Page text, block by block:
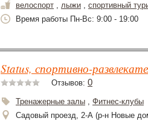
велоспорт , лыжи , спортивный
Время работы Пн-Вс: 9:00 - 19:00
Status, спортивно-
Отзывов: 0
Тренажерные залы , Фитнес-клубы
Садовый проезд, 2-А (р-н Новые